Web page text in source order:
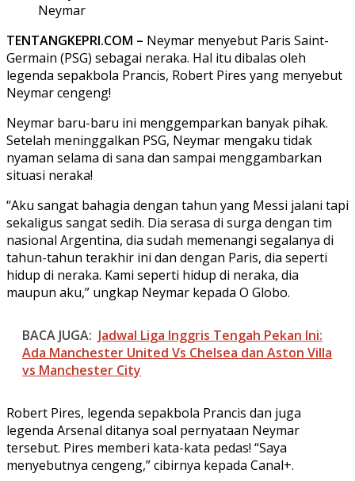
Neymar
TENTANGKEPRI.COM – Neymar menyebut Paris Saint-
Germain (PSG) sebagai neraka. Hal itu dibalas oleh
legenda sepakbola Prancis, Robert Pires yang menyebut
Neymar cengeng!
Neymar baru-baru ini menggemparkan banyak pihak.
Setelah meninggalkan PSG, Neymar mengaku tidak
nyaman selama di sana dan sampai menggambarkan
situasi neraka!
“Aku sangat bahagia dengan tahun yang Messi jalani tapi
sekaligus sangat sedih. Dia serasa di surga dengan tim
nasional Argentina, dia sudah memenangi segalanya di
tahun-tahun terakhir ini dan dengan Paris, dia seperti
hidup di neraka. Kami seperti hidup di neraka, dia
maupun aku,” ungkap Neymar kepada O Globo.
BACA JUGA: Jadwal Liga Inggris Tengah Pekan Ini:
Ada Manchester United Vs Chelsea dan Aston Villa
vs Manchester City
Robert Pires, legenda sepakbola Prancis dan juga
legenda Arsenal ditanya soal pernyataan Neymar
tersebut. Pires memberi kata-kata pedas! “Saya
menyebutnya cengeng,” cibirnya kepada Canal+.